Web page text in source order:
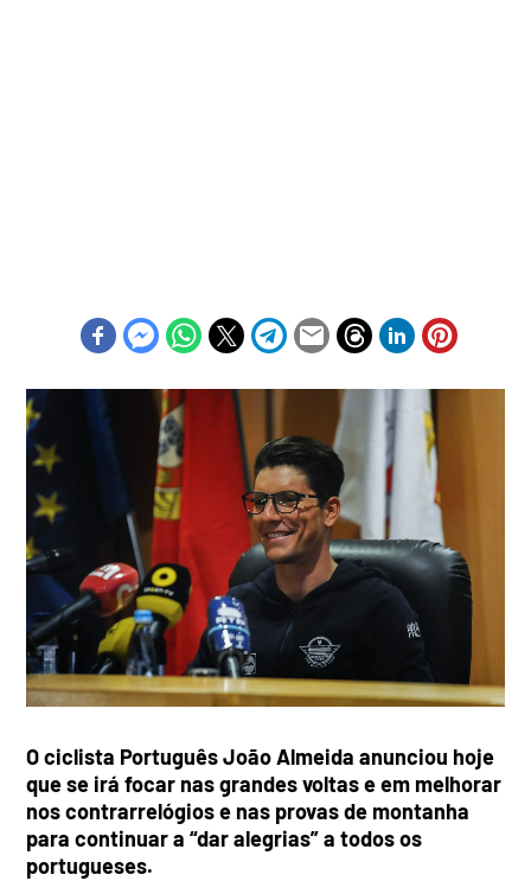
O ciclista Português João Almeida anunciou hoje
que se irá focar nas grandes voltas e em melhorar
nos contrarrelógios e nas provas de montanha
para continuar a “dar alegrias” a todos os
portugueses.